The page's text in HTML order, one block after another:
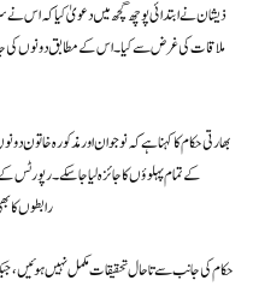
ذیشان نے ابتدائی پوچھ گچھ میں دعویٰ کیا کہ اس نے
ملاقات کی غرض سے کیا۔ اس کے مطابق دونوں کی
بھارتی حکام کا کہنا ہے کہ نوجوان اور مذکورہ
کے تمام پہلوؤں کا جائزہ لیا جا سکے۔ رپورٹس
رابطوں کا
حکام کی جانب سے تاحال تحقیقات مکمل نہیں ہوئیں،